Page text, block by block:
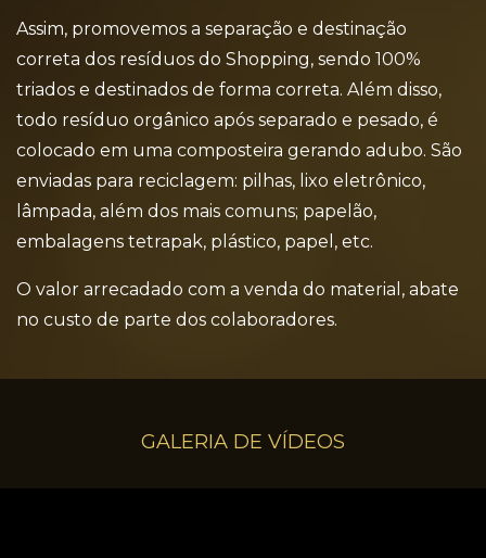
Assim, promovemos a separação e destinação
correta dos resíduos do Shopping, sendo 100%
triados e destinados de forma correta. Além disso,
todo resíduo orgânico após separado e pesado, é
colocado em uma composteira gerando adubo. São
enviadas para reciclagem: pilhas, lixo eletrônico,
lâmpada, além dos mais comuns; papelão,
embalagens tetrapak, plástico, papel, etc.
O valor arrecadado com a venda do material, abate
no custo de parte dos colaboradores.
GALERIA DE VÍDEOS